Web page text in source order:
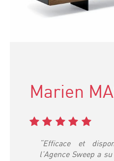
Marien
“Efficace et
l’Agence Sweep a